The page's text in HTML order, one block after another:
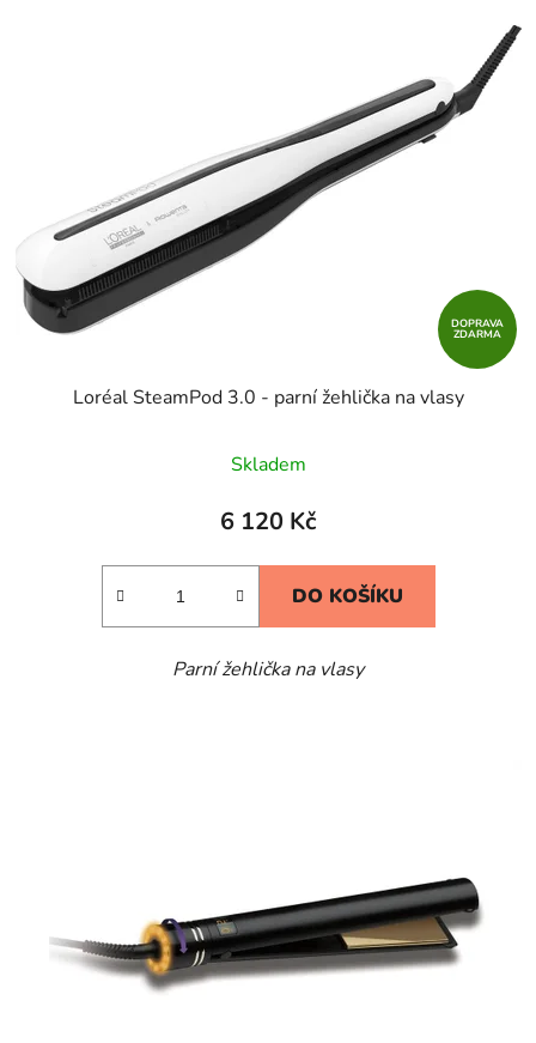
DOPRAVA
ZDARMA
Loréal SteamPod 3.0 - parní žehlička na vlasy
Skladem
6 120 Kč
DO KOŠÍKU
Parní žehlička na vlasy